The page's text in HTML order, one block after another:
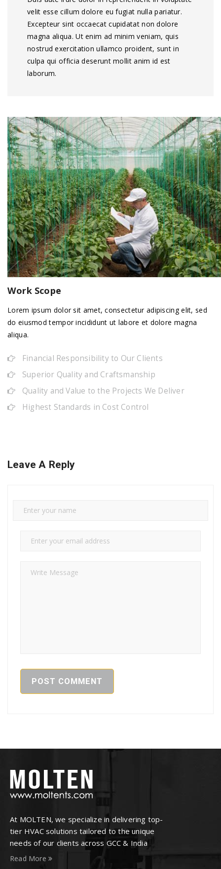
velit esse cillum dolore eu fugiat nulla pariatur.
Excepteur sint occaecat cupidatat non dolore
magna aliqua. Ut enim ad minim veniam, quis
nostrud exercitation ullamco proident, sunt in
culpa qui officia deserunt mollit anim id est
laborum.
Work Scope
Lorem ipsum dolor sit amet, consectetur adipiscing elit, sed
do eiusmod tempor incididunt ut labore et dolore magna
aliqua.
Financial Responsibility to Our Clients
Superior Quality and Craftsmanship
Quality and Value to the Projects We Deliver
Highest Standards in Cost Control
Leave A Reply
At MOLTEN, we specialize in delivering top-
tier HVAC solutions tailored to the unique
needs of our clients across GCC & India
Read More